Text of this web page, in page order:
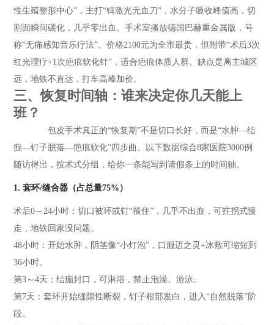
性生殖整形中心”，主打“铒激光无血刀”，水分子吸收峰值高，切
割面瞬间碳化，几乎零出血。手术室播放德国巴赫重金属版，号
称“无痛感知音乐疗法”。价格2100元为全市最贵，但附带“术后3次
红光理疗+1次疤痕软化针”，适合疤痕体质人群。缺点是离主城区
远，地铁不直达，打车高峰加价。
三、恢复时间轴：谁来决定你几天能上
班？
包皮手术真正的“恢复期”不是切口长好，而是“水肿—结
痂—钉子脱落—疤痕软化”四步曲。以下数据综合8家医院3000例
随访得出，按术式分组，给你一条能写到请假条上的时间轴。
1. 套环/缝合器（占总量75%）
术后0～24小时：切口被环或钉“箍住”，几乎不出血，可拄拐式慢
走，地铁回家没问题。
48小时：开始水肿，阴茎像“小灯泡”，口服迈之灵+冰敷可缩短到
36小时。
第3～4天：结痂封口，可淋浴，禁止泡澡、游泳。
第7天：套环开始缝隙性断裂，钉子根部发白，进入“自然脱落”阶
段。